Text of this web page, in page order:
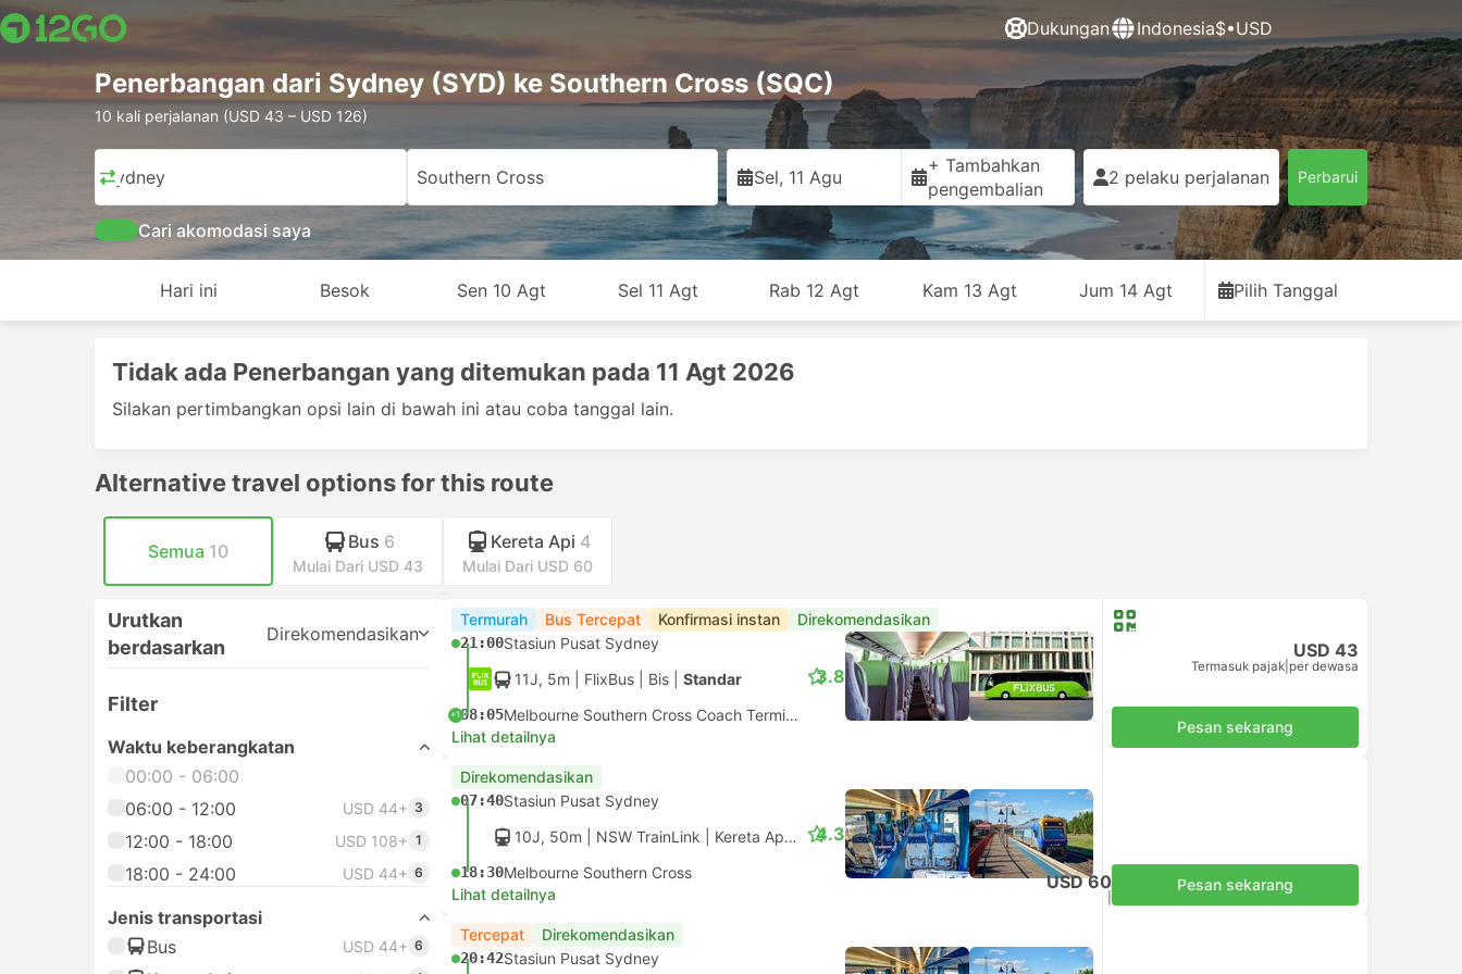
Dukungan Indonesia$•USD
Penerbangan dari Sydney (SYD) ke Southern Cross (SQC)
10 kali perjalanan (USD 43 – USD 126)
Sydney Southern Cross Sel, 11 Agu
+ Tambahkan
pengembalian
2 pelaku perjalanan Perbarui
Cari akomodasi saya
Hari ini Besok Sen 10 Agt Sel 11 Agt Rab 12 Agt Kam 13 Agt Jum 14 Agt Pilih Tanggal
Tidak ada Penerbangan yang ditemukan pada 11 Agt 2026
Silakan pertimbangkan opsi lain di bawah ini atau coba tanggal lain.
Alternative travel options for this route
Semua 10 Bus 6
Mulai Dari USD 43
Kereta Api 4
Mulai Dari USD 60
Urutkan
berdasarkan
Direkomendasikan
Filter
Waktu keberangkatan
00:00 - 06:00
06:00 - 12:00
USD 44+ 3
12:00 - 18:00 USD 108+ 1
18:00 - 24:00 USD 44+ 6
Jenis transportasi
Bus
USD 44+ 6
Termurah Bus Tercepat Konfirmasi instan Direkomendasikan
21:00Stasiun Pusat Sydney
11J, 5m | FlixBus Bis Standar
+108:05 Melbourne Southern Cross Coach Terminal
3.8
Lihat detailnya
USD 43
Termasuk pajak per dewasa
Pesan sekarang
Direkomendasikan
07:40Stasiun Pusat Sydney
10J, 50m | NSW TrainLink Kereta Api #623 |Kelas Ekonomi
18:30Melbourne Southern Cross
4.3
Lihat detailnya
USD 60 Pesan sekarang
Tercepat Direkomendasikan
20:42Stasiun Pusat Sydney